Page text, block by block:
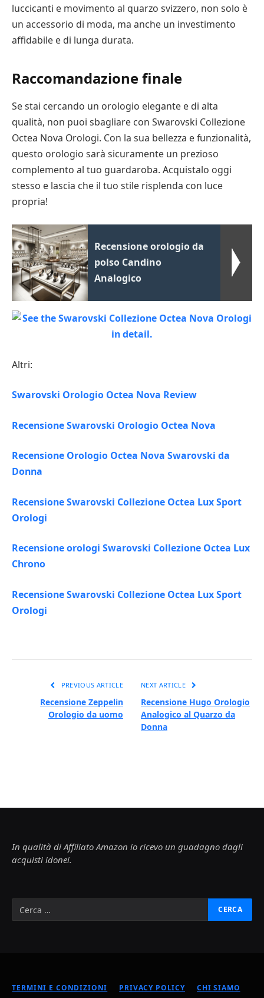
luccicanti e movimento al quarzo svizzero, non solo è
un accessorio di moda, ma anche un investimento
affidabile e di lunga durata.
Raccomandazione finale
Se stai cercando un orologio elegante e di alta
qualità, non puoi sbagliare con Swarovski Collezione
Octea Nova Orologi. Con la sua bellezza e funzionalità,
questo orologio sarà sicuramente un prezioso
complemento al tuo guardaroba. Acquistalo oggi
stesso e lascia che il tuo stile risplenda con luce
propria!
Recensione orologio da
polso Candino
Analogico
Altri:
Swarovski Orologio Octea Nova Review
Recensione Swarovski Orologio Octea Nova
Recensione Orologio Octea Nova Swarovski da
Donna
Recensione Swarovski Collezione Octea Lux Sport
Orologi
Recensione orologi Swarovski Collezione Octea Lux
Chrono
Recensione Swarovski Collezione Octea Lux Sport
Orologi
PREVIOUS ARTICLE
Recensione Zeppelin
Orologio da uomo
NEXT ARTICLE
Recensione Hugo Orologio
Analogico al Quarzo da
Donna
In qualità di Affiliato Amazon io ricevo un guadagno dagli
acquisti idonei.
TERMINI E CONDIZIONI PRIVACY POLICY CHI SIAMO